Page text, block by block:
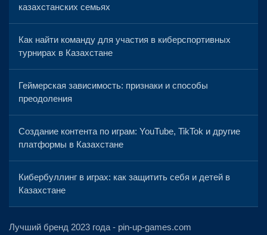
казахстанских семьях
Как найти команду для участия в киберспортивных
турнирах в Казахстане
Геймерская зависимость: признаки и способы
преодоления
Создание контента по играм: YouTube, TikTok и другие
платформы в Казахстане
Кибербуллинг в играх: как защитить себя и детей в
Казахстане
Лучший бренд 2023 года - pin-up-games.com